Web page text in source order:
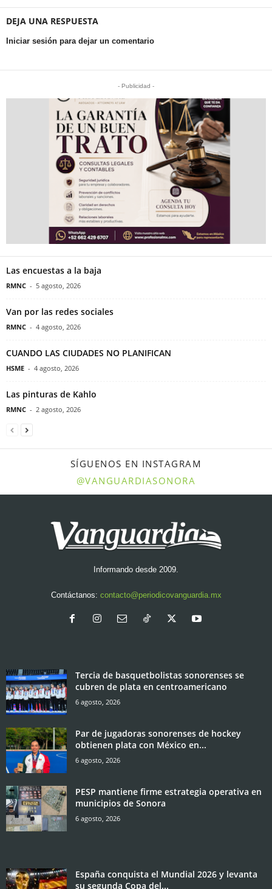
DEJA UNA RESPUESTA
Iniciar sesión para dejar un comentario
- Publicidad -
Las encuestas a la baja
RMNC - 5 agosto, 2026
Van por las redes sociales
RMNC - 4 agosto, 2026
CUANDO LAS CIUDADES NO PLANIFICAN
HSME - 4 agosto, 2026
Las pinturas de Kahlo
RMNC - 2 agosto, 2026
SÍGUENOS EN INSTAGRAM
@VANGUARDIASONORA
Informando desde 2009.
Contáctanos: contacto@periodicovanguardia.mx
Tercia de basquetbolistas sonorenses se
cubren de plata en centroamericano
6 agosto, 2026
Par de jugadoras sonorenses de hockey
obtienen plata con México en...
6 agosto, 2026
PESP mantiene firme estrategia operativa en
municipios de Sonora
6 agosto, 2026
España conquista el Mundial 2026 y levanta
su segunda Copa del...